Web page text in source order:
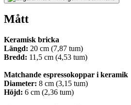
Mått
Keramisk bricka
Längd: 20 cm (7,87 tum)
Bredd: 11,5 cm (4,53 tum)
Matchande espressokoppar i keramik
Diameter: 8 cm (3,15 tum)
Höjd: 6 cm (2,36 tum)